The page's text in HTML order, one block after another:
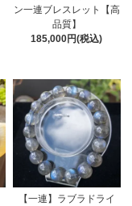
ン一連ブレスレット【高
品質】
185,000円(税込)
【一連】ラブラドライ